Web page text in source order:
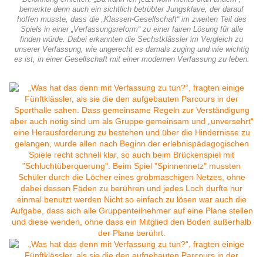
bemerkte denn auch ein sichtlich betrübter Jungsklave, der darauf
hoffen musste, dass die „Klassen-Gesellschaft“ im zweiten Teil des
Spiels in einer „Verfassungsreform“ zu einer fairen Lösung für alle
finden würde. Dabei erkannten die Sechstklässler im Vergleich zu
unserer Verfassung, wie ungerecht es damals zuging und wie wichtig
es ist, in einer Gesellschaft mit einer modernen Verfassung zu leben.